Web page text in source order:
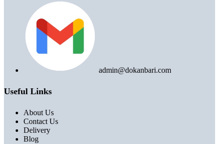
admin@dokanbari.com
Useful Links
About Us
Contact Us
Delivery
Blog